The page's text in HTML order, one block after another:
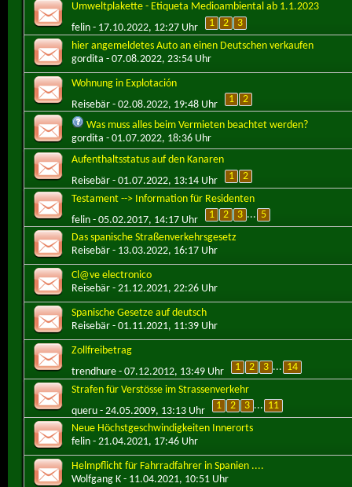
Umweltplakette - Etiqueta Medioambiental ab 1.1.2023
felin - 17.10.2022, 12:27 Uhr 1 2
3
hier angemeldetes Auto an einen Deutschen verkaufen
gordita - 07.08.2022, 23:54 Uhr
Wohnung in Explotación
Reisebär - 02.08.2022, 19:48 Uhr 1 2
Was muss alles beim Vermieten beachtet werden?
gordita - 01.07.2022, 18:36 Uhr
Aufenthaltsstatus auf den Kanaren
Reisebär - 01.07.2022, 13:14 Uhr 1
2
Testament --> Information für Residenten
felin - 05.02.2017, 14:17 Uhr 1 2 3 ... 5
Das spanische Straßenverkehrsgesetz
Reisebär - 13.03.2022, 16:17 Uhr
Cl@ve electronico
Reisebär - 21.12.2021, 22:26 Uhr
Spanische Gesetze auf deutsch
Reisebär - 01.11.2021, 11:39 Uhr
Zollfreibetrag
trendhure - 07.12.2012, 13:49 Uhr 1 2 3 ... 14
Strafen für Verstösse im Strassenverkehr
queru - 24.05.2009, 13:13 Uhr 1 2 3 ... 11
Neue Höchstgeschwindigkeiten Innerorts
felin - 21.04.2021, 17:46 Uhr
Helmpflicht für Fahrradfahrer in Spanien ....
Wolfgang K - 11.04.2021, 10:51 Uhr